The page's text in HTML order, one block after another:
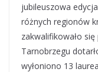
jubileuszowa
różnych regionów
zakwalifikowało
Tarnobrzegu
wyłoniono 13